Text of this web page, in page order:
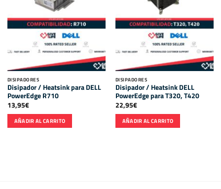
DISIPADORES
Disipador / Heatsink para DELL
PowerEdge R710
13,95€
AÑADIR AL CARRITO
DISIPADORES
Disipador / Heatsink DELL
PowerEdge para T320, T420
22,95€
AÑADIR AL CARRITO